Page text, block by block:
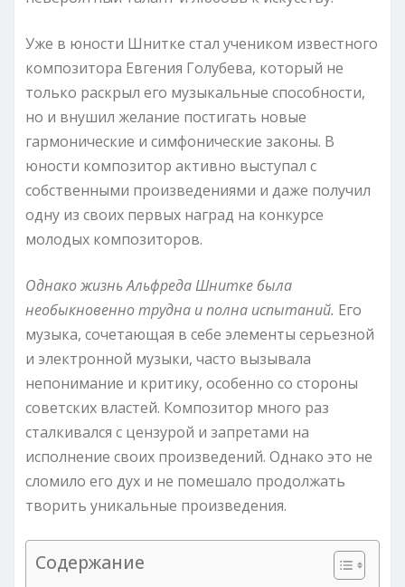
Уже в юности Шнитке стал учеником известного
композитора Евгения Голубева, который не
только раскрыл его музыкальные способности,
но и внушил желание постигать новые
гармонические и симфонические законы. В
юности композитор активно выступал с
собственными произведениями и даже получил
одну из своих первых наград на конкурсе
молодых композиторов.
Однако жизнь Альфреда Шнитке была
необыкновенно трудна и полна испытаний. Его
музыка, сочетающая в себе элементы серьезной
и электронной музыки, часто вызывала
непонимание и критику, особенно со стороны
советских властей. Композитор много раз
сталкивался с цензурой и запретами на
исполнение своих произведений. Однако это не
сломило его дух и не помешало продолжать
творить уникальные произведения.
Содержание